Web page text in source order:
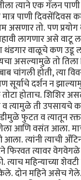
त्याने एक गॅलन
पाणी दिवसेंदिवस
असणार तो. पण
लागणार असे वाटू
थंडगार वाळूचे कण उडू
असल्यामुळे तो
चांगली होती, त्या
सूर्याचे दर्शन न
होताच. शिशिर
त्यामुळे ती उपसायचे
फुटत व त्यातून
आणि वसंत आला.
आला. त्यांनी त्याची
फिरवत त्यावर
महिन्याच्या शेवटी
दोन महिने असेच गेले.